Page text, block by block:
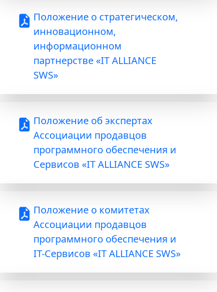
Положение о стратегическом,
инновационном,
информационном
партнерстве «IT ALLIANCE
SWS»
Положение об экспертах
Ассоциации продавцов
программного обеспечения и
Сервисов «IT ALLIANCE SWS»
Положение о комитетах
Ассоциации продавцов
программного обеспечения и
IT-Сервисов «IT ALLIANCE SWS»